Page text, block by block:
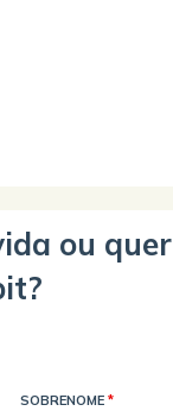
ou quer
SOBRENOME*